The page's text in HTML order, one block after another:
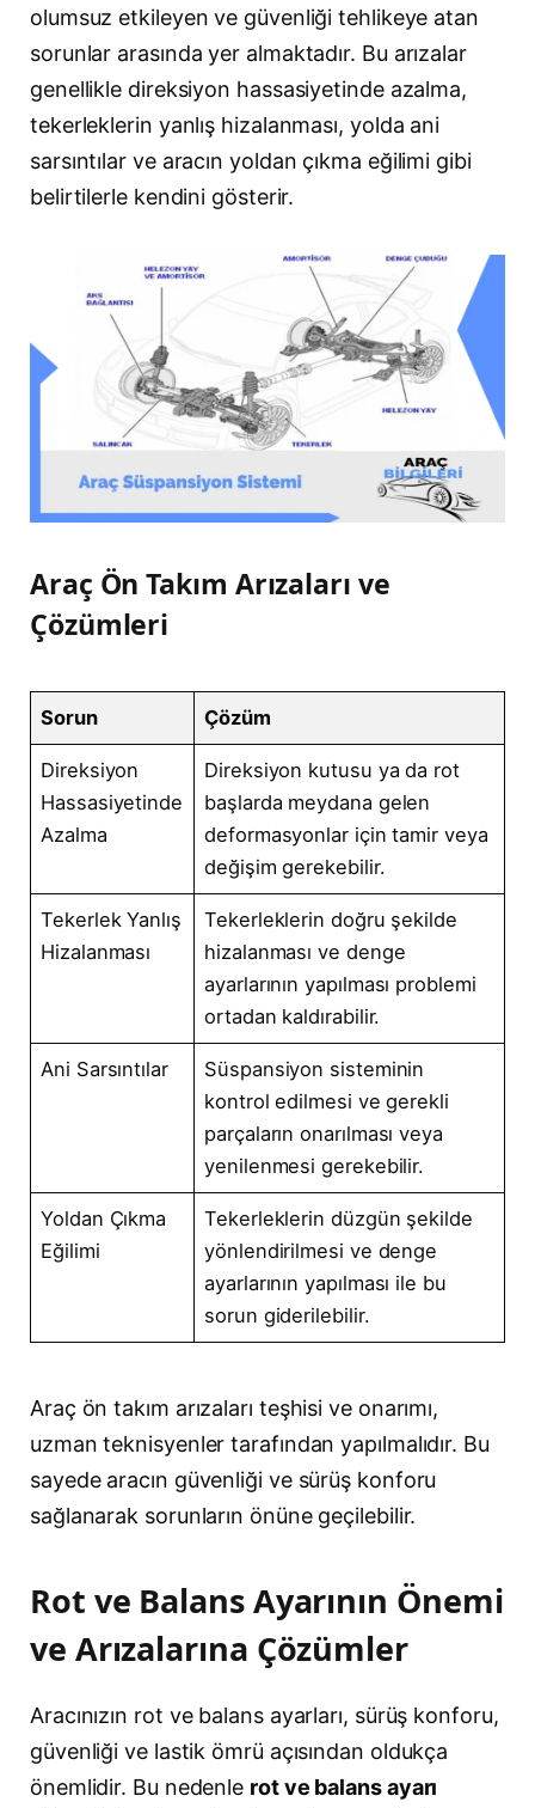
olumsuz etkileyen ve güvenliği tehlikeye atan
sorunlar arasında yer almaktadır. Bu arızalar
genellikle direksiyon hassasiyetinde azalma,
tekerleklerin yanlış hizalanması, yolda ani
sarsıntılar ve aracın yoldan çıkma eğilimi gibi
belirtilerle kendini gösterir.
Araç Ön Takım Arızaları ve
Çözümleri
Sorun Çözüm
Direksiyon
Hassasiyetinde
Azalma
Direksiyon kutusu ya da rot
başlarda meydana gelen
deformasyonlar için tamir veya
değişim gerekebilir.
Tekerlek Yanlış
Hizalanması
Tekerleklerin doğru şekilde
hizalanması ve denge
ayarlarının yapılması problemi
ortadan kaldırabilir.
Ani Sarsıntılar
Süspansiyon sisteminin
kontrol edilmesi ve gerekli
parçaların onarılması veya
yenilenmesi gerekebilir.
Yoldan Çıkma
Eğilimi
Tekerleklerin düzgün şekilde
yönlendirilmesi ve denge
ayarlarının yapılması ile bu
sorun giderilebilir.
Araç ön takım arızaları teşhisi ve onarımı,
uzman teknisyenler tarafından yapılmalıdır. Bu
sayede aracın güvenliği ve sürüş konforu
sağlanarak sorunların önüne geçilebilir.
Rot ve Balans Ayarının Önemi
ve Arızalarına Çözümler
Aracınızın rot ve balans ayarları, sürüş konforu,
güvenliği ve lastik ömrü açısından oldukça
önemlidir. Bu nedenle rot ve balans ayarı